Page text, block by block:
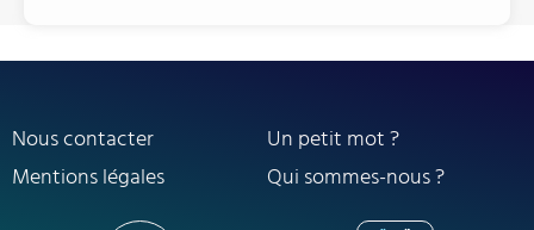
Nous contacter
Un petit mot ?
Mentions légales
Qui sommes-nous ?